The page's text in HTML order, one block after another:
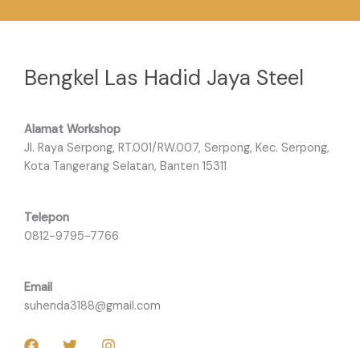
Bengkel Las Hadid Jaya Steel
Alamat Workshop
Jl. Raya Serpong, RT.001/RW.007, Serpong, Kec. Serpong,
Kota Tangerang Selatan, Banten 15311
Telepon
0812-9795-7766
Email
suhenda3188@gmail.com